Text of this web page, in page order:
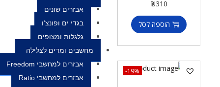
אבזרים שונים
בגדי ים ופונצ’ו
גלגלות ומצופים
מחשבים ומדים לצלילה
אבזרים למחשבי Freedom
אבזרים למחשבי Ratio
הוספה לסל
-19%